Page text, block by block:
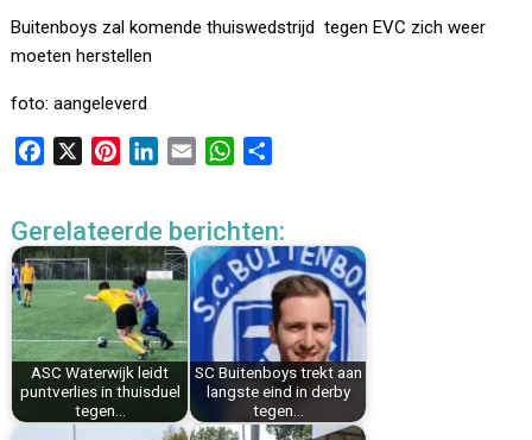
Buitenboys zal komende thuiswedstrijd tegen EVC zich weer
moeten herstellen
foto: aangeleverd
e
b
o
o
k
t
e
r
e
s
t
k
e
I
n
i
l
W
t
s
A
e
n
Gerelateerde berichten:
ASC Waterwijk leidt
puntverlies in thuisduel
tegen…
SC Buitenboys trekt aan
langste eind in derby
tegen…